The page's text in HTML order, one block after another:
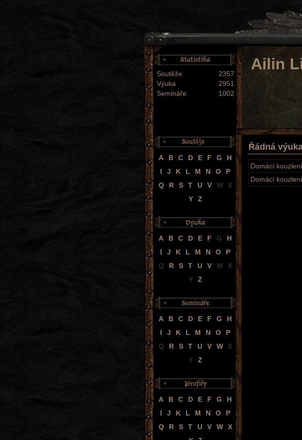
Soutěže
2357
Výuka
2951
Semináře
1002
Ailin
Řádná
Domácí kouzlení
Domácí kouzlení
A B C D E F G
H
I
J K L M N O
P
Q
R S T U V W
X
Y
Z
A B C D E F G
H
I
J K L M N O
P
Q
R S T U V W
X
Y
Z
A B C D E F G
H
I
J K L M N O
P
Q
R S T U V W
X
Y
Z
A B C D E F G
H
I
J K L M N O
P
Q
R S T U V W
X